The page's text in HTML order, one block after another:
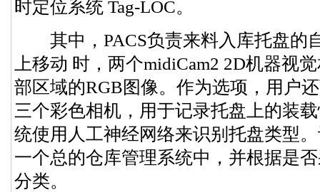
时定位系统 Tag-LOC。
其中，PACS负责来料入库托盘的
上移动 时，两个midiCam2 2D机器视
部区域的RGB图像。作为选项，用户
三个彩色相机，用于记录托盘上的装
统使用人工神经网络来识别托盘类型
一个总的仓库管理系统中，并根据是
分类。